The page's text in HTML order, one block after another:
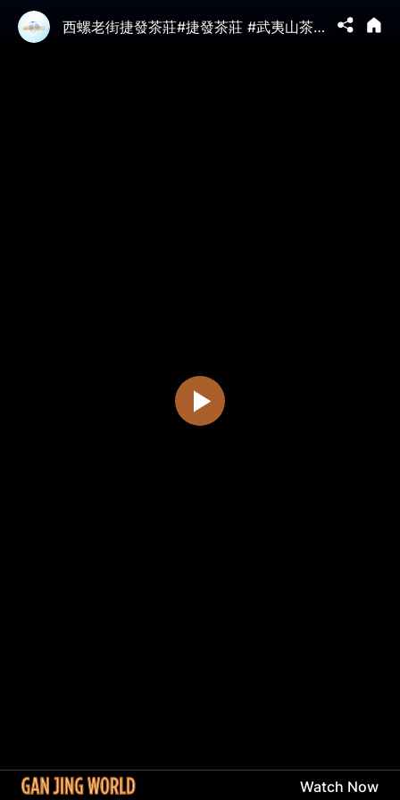
西螺老街捷發茶莊#捷發茶莊 #武夷山茶 #聯興公司 #鹿港堯陽茶行 #台灣茶文化 #茶葉貿易 #老茶行故事 #鹿港歷史 #茶路傳承 #台灣職人
Watch Now